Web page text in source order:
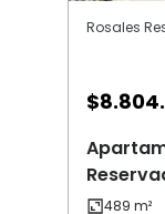
Rosales
$